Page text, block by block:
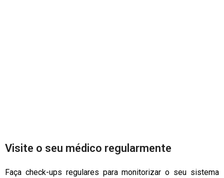
Visite o seu médico regularmente
Faça check-ups regulares para monitorizar o seu sistema